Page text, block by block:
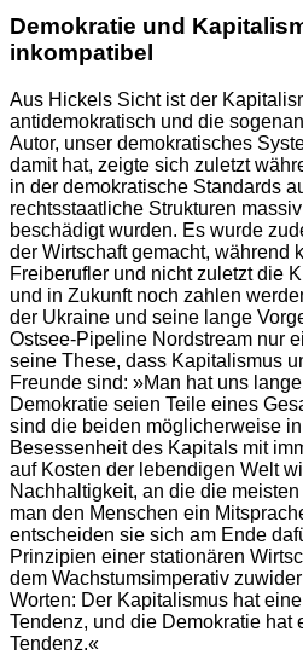
Demokratie und
inkompatibel
Aus Hickels Sicht ist der
antidemokratisch und die
Autor, unser demokratisches
damit hat, zeigte sich zuletzt
in der demokratische Standards
rechtsstaatliche Strukturen
beschädigt wurden. Es wurde
der Wirtschaft gemacht, während
Freiberufler und nicht zuletzt die
und in Zukunft noch zahlen
der Ukraine und seine lange
Ostsee-Pipeline Nordstream nur
seine These, dass Kapitalismus
Freunde sind: »Man hat uns
Demokratie seien Teile eines
sind die beiden möglicherweise
Besessenheit des Kapitals mit
auf Kosten der lebendigen Welt
Nachhaltigkeit, an die die
man den Menschen ein
entscheiden sie sich am Ende
Prinzipien einer stationären
dem Wachstumsimperativ
Worten: Der Kapitalismus hat
Tendenz, und die Demokratie hat
Tendenz.«